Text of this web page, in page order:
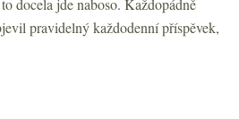
docela jde naboso. Každopádně
pravidelný každodenní příspěvek,